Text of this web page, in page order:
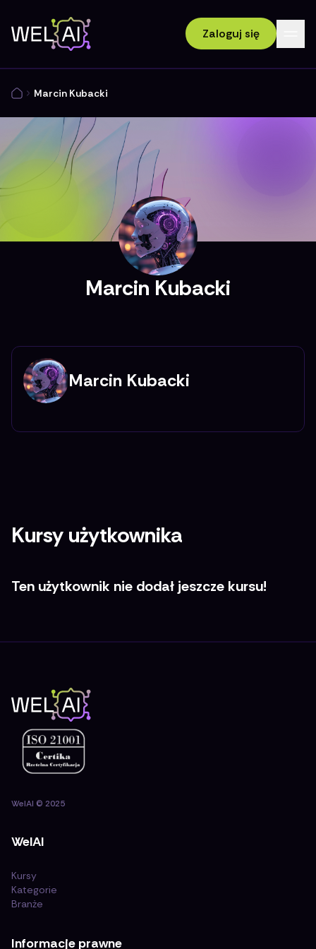
Zaloguj się
Marcin Kubacki
Marcin Kubacki
Marcin Kubacki
Kursy użytkownika
Ten użytkownik nie dodał jeszcze kursu!
WelAI © 2025
WelAI
Kursy
Kategorie
Branże
Informacje prawne